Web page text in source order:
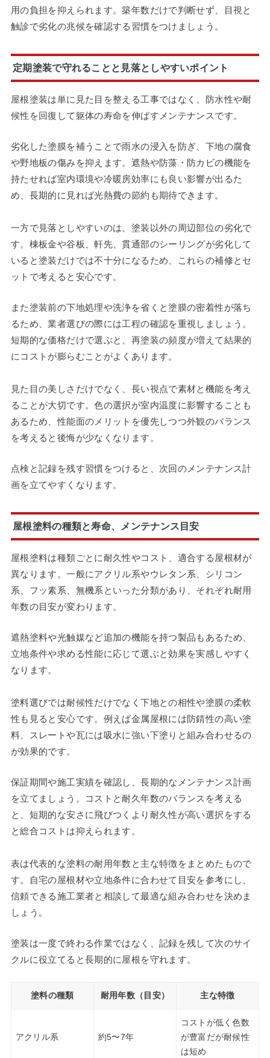
用の負担を抑えられます。築年数だけで判断せず、目視と
触診で劣化の兆候を確認する習慣をつけましょう。
定期塗装で守れることと見落としやすいポイント
屋根塗装は単に見た目を整える工事ではなく、防水性や耐
候性を回復して躯体の寿命を伸ばすメンテナンスです。
劣化した塗膜を補うことで雨水の浸入を防ぎ、下地の腐食
や野地板の傷みを抑えます。遮熱や防藻・防カビの機能を
持たせれば室内環境や冷暖房効率にも良い影響が出るた
め、長期的に見れば光熱費の節約も期待できます。
一方で見落としやすいのは、塗装以外の周辺部位の劣化で
す。棟板金や谷板、軒先、貫通部のシーリングが劣化して
いると塗装だけでは不十分になるため、これらの補修とセ
ットで考えると安心です。
また塗装前の下地処理や洗浄を省くと塗膜の密着性が落ち
るため、業者選びの際には工程の確認を重視しましょう。
短期的な価格だけで選ぶと、再塗装の頻度が増えて結果的
にコストが膨らむことがよくあります。
見た目の美しさだけでなく、長い視点で素材と機能を考え
ることが大切です。色の選択が室内温度に影響することも
あるため、性能面のメリットを優先しつつ外観のバランス
を考えると後悔が少なくなります。
点検と記録を残す習慣をつけると、次回のメンテナンス計
画を立てやすくなります。
屋根塗料の種類と寿命、メンテナンス目安
屋根塗料は種類ごとに耐久性やコスト、適合する屋根材が
異なります。一般にアクリル系やウレタン系、シリコン
系、フッ素系、無機系といった分類があり、それぞれ耐用
年数の目安が変わります。
遮熱塗料や光触媒など追加の機能を持つ製品もあるため、
立地条件や求める性能に応じて選ぶと効果を実感しやすく
なります。
塗料選びでは耐候性だけでなく下地との相性や塗膜の柔軟
性も見ると安心です。例えば金属屋根には防錆性の高い塗
料、スレートや瓦には吸水に強い下塗りと組み合わせるの
が効果的です。
保証期間や施工実績を確認し、長期的なメンテナンス計画
を立てましょう。コストと耐久年数のバランスを考える
と、短期的な安さに飛びつくより耐久性が高い選択をする
と総合コストは抑えられます。
表は代表的な塗料の耐用年数と主な特徴をまとめたもので
す。自宅の屋根材や立地条件に合わせて目安を参考にし、
信頼できる施工業者と相談して最適な組み合わせを決めま
しょう。
塗装は一度で終わる作業ではなく、記録を残して次のサイ
クルに役立てると長期的に屋根を守れます。
塗料の種類 耐用年数（目安） 主な特徴
アクリル系 約5〜7年
コストが低く色数
が豊富だが耐候性
は短め